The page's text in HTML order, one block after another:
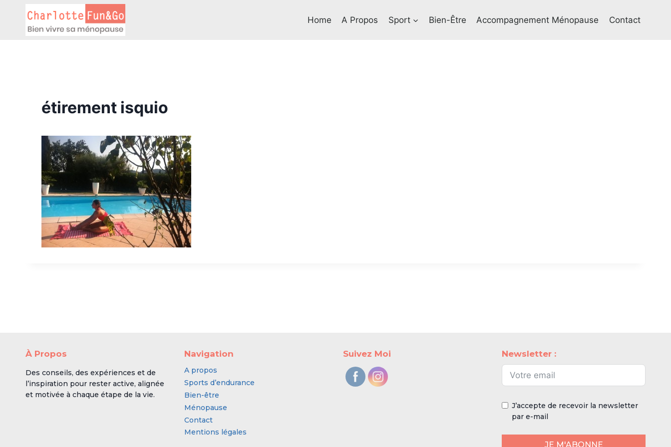
contenu
Home A Propos Sport Bien-Être Accompagnement Ménopause Contact
étirement isquio
À Propos
Des conseils, des expériences et de
l’inspiration pour rester active, alignée
et motivée à chaque étape de la vie.
Navigation
A propos
Sports d’endurance
Bien-être
Ménopause
Contact
Mentions légales
Suivez Moi Newsletter :
J’accepte de recevoir la newsletter
par e-mail
JE M'ABONNE